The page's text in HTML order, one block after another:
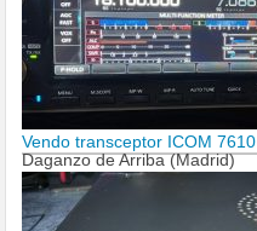
Vendo transceptor ICOM 7610
Daganzo de Arriba (Madrid)